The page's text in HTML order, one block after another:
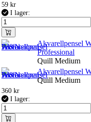
59 kr
I lager:
Akvarellpensel
Professional
Quill Medium
Akvarellpensel
Quill Medium
360 kr
I lager: